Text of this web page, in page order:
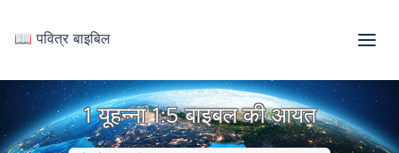
📖 पवित्र बाइबिल
1 यूहन्ना 1:5 बाइबल की आयत